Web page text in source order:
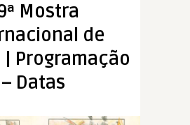
Mostra
de
| Programação
– Datas